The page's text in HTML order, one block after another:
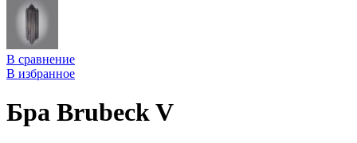
В сравнение
В избранное
Бра Brubeck V